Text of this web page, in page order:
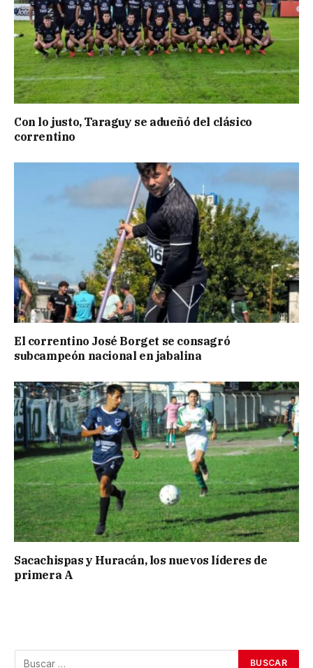
Con lo justo, Taraguy se adueñó del clásico
correntino
El correntino José Borget se consagró
subcampeón nacional en jabalina
Sacachispas y Huracán, los nuevos líderes de
primera A